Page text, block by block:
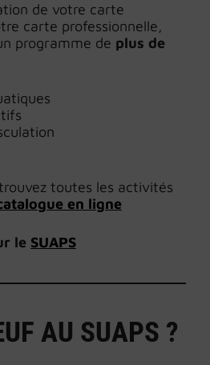
de votre carte
carte professionnelle,
programme de plus de
toutes les activités
en ligne
le SUAPS
AU SUAPS ?